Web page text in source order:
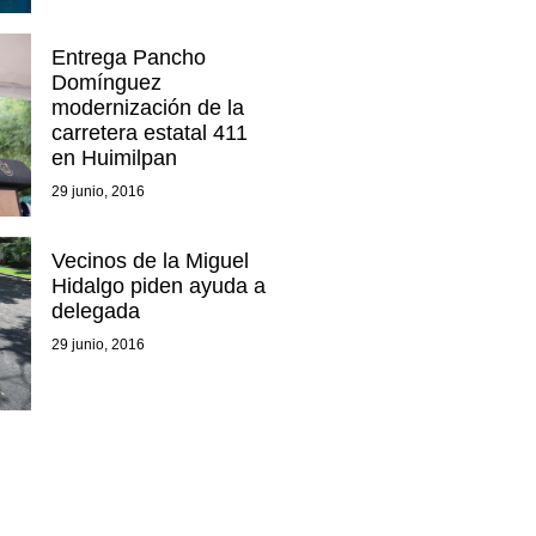
Entrega Pancho
Domínguez
modernización de la
carretera estatal 411
en Huimilpan
29 junio, 2016
Vecinos de la Miguel
Hidalgo piden ayuda a
delegada
29 junio, 2016